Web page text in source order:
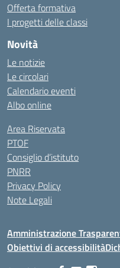
Offerta formativa
I progetti delle classi
Novità
Le notizie
Le circolari
Calendario eventi
Albo online
Area Riservata
PTOF
Consiglio d’istituto
PNRR
Privacy Policy
Note Legali
Amministrazione
Obiettivi di accessibilità